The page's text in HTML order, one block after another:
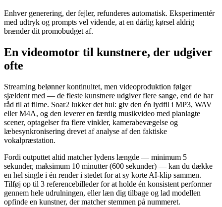
Enhver generering, der fejler, refunderes automatisk. Eksperimentér
med udtryk og prompts vel vidende, at en dårlig kørsel aldrig
brænder dit promobudget af.
En videomotor til kunstnere, der udgiver
ofte
Streaming belønner kontinuitet, men videoproduktion følger
sjældent med — de fleste kunstnere udgiver flere sange, end de har
råd til at filme. Soar2 lukker det hul: giv den én lydfil i MP3, WAV
eller M4A, og den leverer en færdig musikvideo med planlagte
scener, optagelser fra flere vinkler, kamerabevægelse og
læbesynkronisering drevet af analyse af den faktiske
vokalpræstation.
Fordi outputtet altid matcher lydens længde — minimum 5
sekunder, maksimum 10 minutter (600 sekunder) — kan du dække
en hel single i én render i stedet for at sy korte AI-klip sammen.
Tilføj op til 3 referencebilleder for at holde én konsistent performer
gennem hele udrulningen, eller læn dig tilbage og lad modellen
opfinde en kunstner, der matcher stemmen på nummeret.